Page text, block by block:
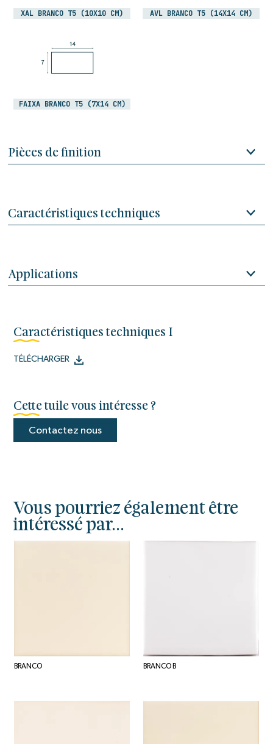
XAL BRANCO T5 (10X10 CM) AVL BRANCO T5 (14X14 CM)
FAIXA BRANCO T5 (7X14 CM)
Pièces de finition
Caractéristiques techniques
Applications
Caractéristiques techniques I
TÉLÉCHARGER
Cette tuile vous intéresse ?
Contactez nous
Vous pourriez également être
intéressé par...
BRANCO BRANCO B